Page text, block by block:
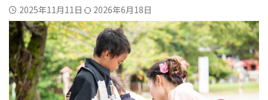
2025年11月11日 2026年6月18日